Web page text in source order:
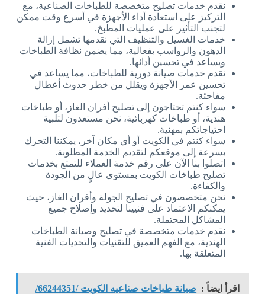
نقدم خدمات تصليح متخصصة للطباخات الصناعية، مع
التركيز على استعادة أداء الأجهزة في أسرع وقت ممكن
لتجنب التأثير على عمليات المطبخ.
خدمات الغسيل والتنظيف التي نقدمها تشمل إزالة
الدهون والرواسب بفعالية، مما يضمن نظافة الطباخات
ويساعد في تحسين أدائها.
نقدم خدمات صيانة دورية للطباخات، مما يساعد في
تحسين عمر الأجهزة ويقلل من خطر حدوث أعطال
مفاجئة.
سواء كنتم تحتاجون إلى تصليح أفران الغاز، أو طباخات
هندية، أو طباخات كهربائية، نحن مستعدون لتلبية
احتياجاتكم بمهنية.
سواء كنتم في الكويت أو أي مكان آخر، يمكننا التحرك
بسرعة إلى موقعكم لتقديم الخدمة المطلوبة.
اتصلوا بنا الآن على رقم خدمة العملاء للتمتع بخدمات
تصليح طباخات الكويت بمستوى عالٍ من الجودة
والكفاءة.
نحن متخصصون في تصليح الجولة وأفران الغاز، حيث
يمكنكم الاعتماد على فنيينا لتحديد وإصلاح جميع
المشاكل المحتملة.
نقدم خدمات متخصصة في تصليح وصيانة الطباخات
الهندية، مع الفهم العميق للتقنيات والتحديات الفنية
المتعلقة بها.
اقرأ ايضاً : صيانة طباخات صناعيه الكويت /66244351/